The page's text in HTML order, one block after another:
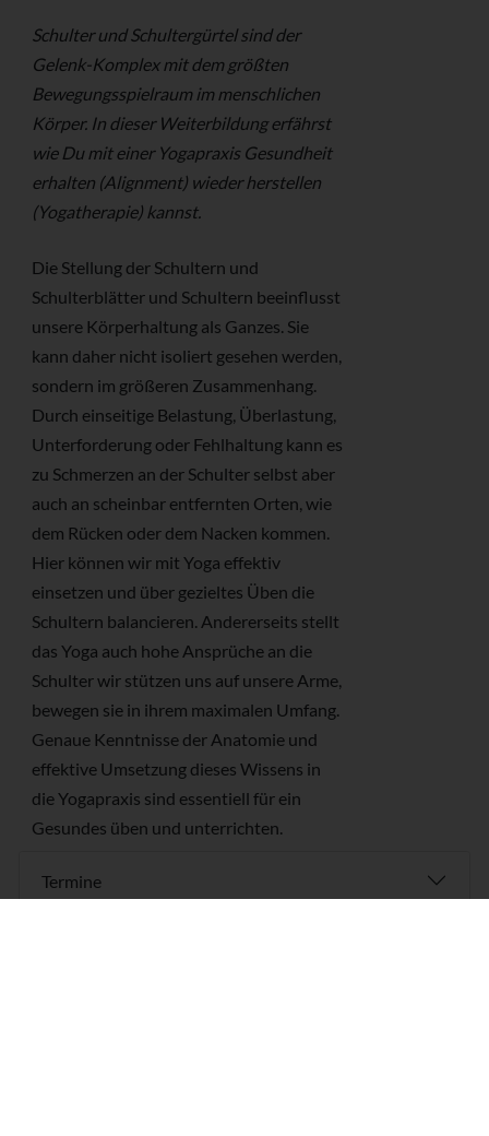
Schulter und Schultergürtel sind der
Gelenk-Komplex mit dem größten
Bewegungsspielraum im menschlichen
Körper. In dieser Weiterbildung erfährst
wie Du mit einer Yogapraxis Gesundheit
erhalten (Alignment) wieder herstellen
(Yogatherapie) kannst.
Die Stellung der Schultern und
Schulterblätter und Schultern beeinflusst
unsere Körperhaltung als Ganzes. Sie
kann daher nicht isoliert gesehen werden,
sondern im größeren Zusammenhang.
Durch einseitige Belastung, Überlastung,
Unterforderung oder Fehlhaltung kann es
zu Schmerzen an der Schulter selbst aber
auch an scheinbar entfernten Orten, wie
dem Rücken oder dem Nacken kommen.
Hier können wir mit Yoga effektiv
einsetzen und über gezieltes Üben die
Schultern balancieren. Andererseits stellt
das Yoga auch hohe Ansprüche an die
Schulter wir stützen uns auf unsere Arme,
bewegen sie in ihrem maximalen Umfang.
Genaue Kenntnisse der Anatomie und
effektive Umsetzung dieses Wissens in
die Yogapraxis sind essentiell für ein
Gesundes üben und unterrichten.
Termine